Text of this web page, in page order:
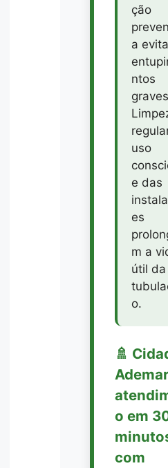
ção
a evita
ntos
uso
e das
es
m a
útil da
o.
🚿
o em
com